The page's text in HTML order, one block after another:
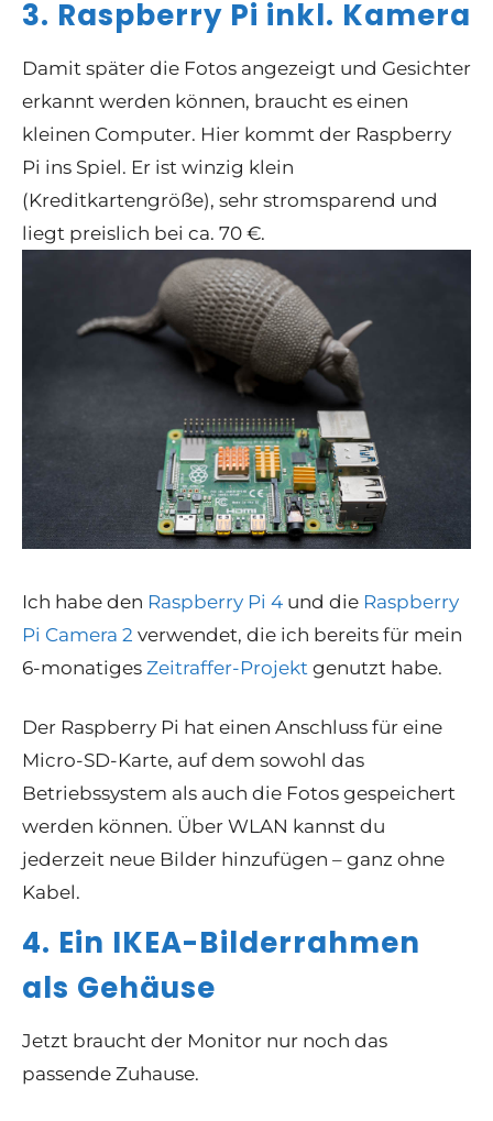
3. Raspberry Pi inkl. Kamera
Damit später die Fotos angezeigt und Gesichter
erkannt werden können, braucht es einen
kleinen Computer. Hier kommt der Raspberry
Pi ins Spiel. Er ist winzig klein
(Kreditkartengröße), sehr stromsparend und
liegt preislich bei ca. 70 €.
Ich habe den Raspberry Pi 4 und die Raspberry
Pi Camera 2 verwendet, die ich bereits für mein
6-monatiges Zeitraffer-Projekt genutzt habe.
Der Raspberry Pi hat einen Anschluss für eine
Micro-SD-Karte, auf dem sowohl das
Betriebssystem als auch die Fotos gespeichert
werden können. Über WLAN kannst du
jederzeit neue Bilder hinzufügen – ganz ohne
Kabel.
4. Ein IKEA-Bilderrahmen
als Gehäuse
Jetzt braucht der Monitor nur noch das
passende Zuhause.